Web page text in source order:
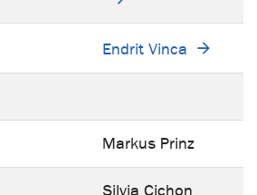
Endrit Vinca
Markus Prinz
Silvia Cichon